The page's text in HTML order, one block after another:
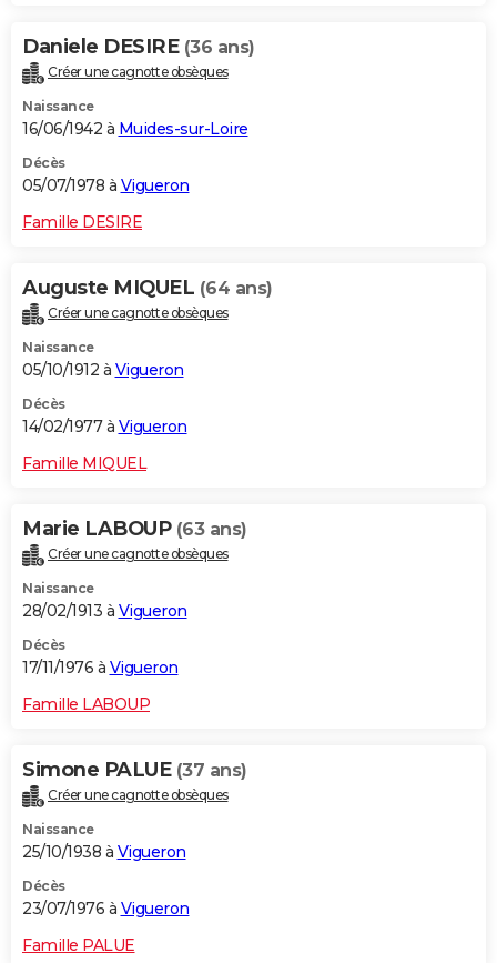
Daniele DESIRE (36 ans)
Créer une cagnotte obsèques
Naissance
16/06/1942 à Muides-sur-Loire
Décès
05/07/1978 à Vigueron
Famille DESIRE
Auguste MIQUEL (64 ans)
Créer une cagnotte obsèques
Naissance
05/10/1912 à Vigueron
Décès
14/02/1977 à Vigueron
Famille MIQUEL
Marie LABOUP (63 ans)
Créer une cagnotte obsèques
Naissance
28/02/1913 à Vigueron
Décès
17/11/1976 à Vigueron
Famille LABOUP
Simone PALUE (37 ans)
Créer une cagnotte obsèques
Naissance
25/10/1938 à Vigueron
Décès
23/07/1976 à Vigueron
Famille PALUE